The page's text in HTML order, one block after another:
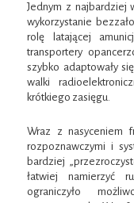
Jednym z najbardziej
wykorzystanie
rolę latającej
transportery
szybko adaptowały
walki
krótkiego zasięgu.
Wraz z nasyceniem
rozpoznawczymi i
bardziej
łatwiej namierzyć
ograniczyło